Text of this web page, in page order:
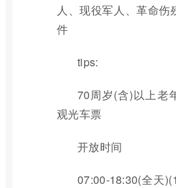
人、现役军人、革命伤
件
tips:
70周岁(含)以上老
观光车票
开放时间
07:00-18:30(全天